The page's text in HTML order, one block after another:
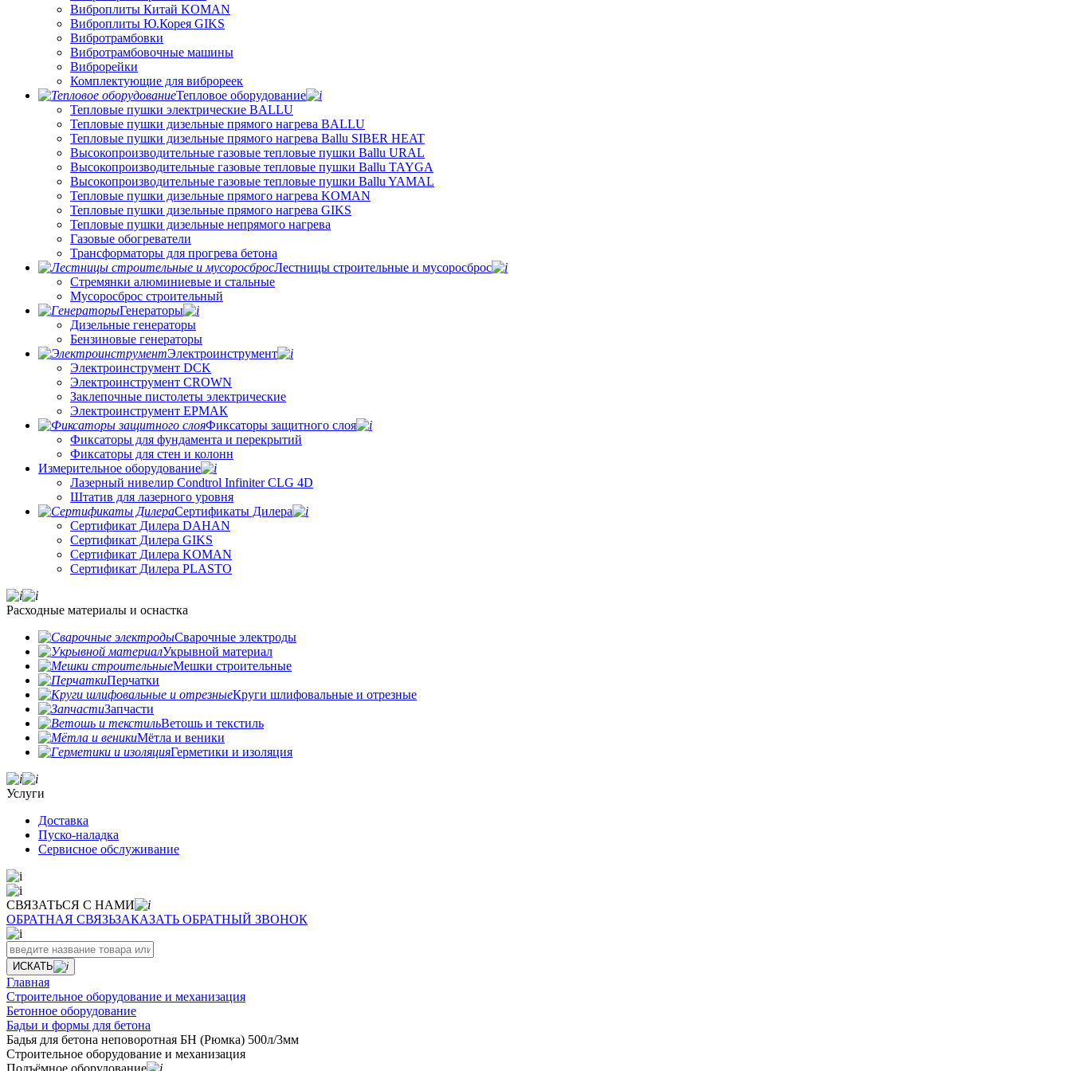
Виброплиты Китай KOMAN
Виброплиты Ю.Корея GIKS
Вибротрамбовки
Вибротрамбовочные машины
Виброрейки
Комплектующие для виброреек
Тепловое оборудование
Тепловые пушки электрические BALLU
Тепловые пушки дизельные прямого нагрева BALLU
Тепловые пушки дизельные прямого нагрева Ballu SIBER HEAT
Высокопроизводительные газовые тепловые пушки Ballu URAL
Высокопроизводительные газовые тепловые пушки Ballu TAYGA
Высокопроизводительные газовые тепловые пушки Ballu YAMAL
Тепловые пушки дизельные прямого нагрева KOMAN
Тепловые пушки дизельные прямого нагрева GIKS
Тепловые пушки дизельные непрямого нагрева
Газовые обогреватели
Трансформаторы для прогрева бетона
Лестницы строительные и мусоросброс
Стремянки алюминиевые и стальные
Мусоросброс строительный
Генераторы
Дизельные генераторы
Бензиновые генераторы
Электроинструмент
Электроинструмент DCK
Электроинструмент CROWN
Заклепочные пистолеты электрические
Электроинструмент ЕРМАК
Фиксаторы защитного слоя
Фиксаторы для фундамента и перекрытий
Фиксаторы для стен и колонн
Измерительное оборудование
Лазерный нивелир Condtrol Infiniter CLG 4D
Штатив для лазерного уровня
Сертификаты Дилера
Сертификат Дилера DAHAN
Сертификат Дилера GIKS
Сертификат Дилера KOMAN
Сертификат Дилера PLASTO
Расходные материалы и оснастка
Сварочные электроды
Укрывной материал
Мешки строительные
Перчатки
Круги шлифовальные и отрезные
Запчасти
Ветошь и текстиль
Мётла и веники
Герметики и изоляция
Услуги
Доставка
Пуско-наладка
Сервисное обслуживание
СВЯЗАТЬСЯ С НАМИ
ОБРАТНАЯ СВЯЗЬЗАКАЗАТЬ ОБРАТНЫЙ ЗВОНОК
ИСКАТЬ
Главная
Строительное оборудование и механизация
Бетонное оборудование
Бадьи и формы для бетона
Бадья для бетона неповоротная БН (Рюмка) 500л/3мм
Строительное оборудование и механизация
Подъёмное оборудование